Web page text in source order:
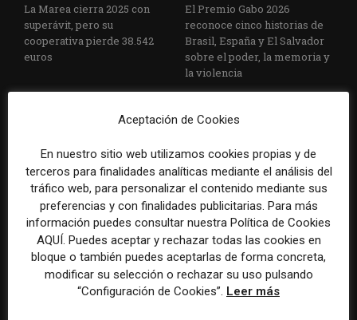
La Marea cierra 2025 con
superávit, pero su
cooperativa pierde 38.542
euros
El Premio Gabo 2026
reconoce cinco historias de
Brasil, España y El Salvador
sobre el poder, la memoria y
la violencia
Radio Televisión Madrid
establece un sistema de
control para el uso de la
inteligencia artificial
ADEPA crea un premio
especial para la mejor
cobertura periodística del
Mundial 2026
Aceptación de Cookies
En nuestro sitio web utilizamos cookies propias y de
terceros para finalidades analíticas mediante el análisis del
tráfico web, para personalizar el contenido mediante sus
preferencias y con finalidades publicitarias. Para más
información puedes consultar nuestra Política de Cookies
AQUÍ. Puedes aceptar y rechazar todas las cookies en
bloque o también puedes aceptarlas de forma concreta,
modificar su selección o rechazar su uso pulsando
“Configuración de Cookies”. Leer más